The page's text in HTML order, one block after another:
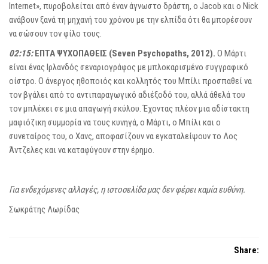
Internet», πυροβολείται από έναν άγνωστο δράστη, ο Jacob και ο Nick
ανάβουν ξανά τη μηχανή του χρόνου με την ελπίδα ότι θα μπορέσουν
να σώσουν τον φίλο τους.
02:15: ΕΠΤΑ ΨΥΧΟΠΑΘΕΙΣ (Seven Psychopaths, 2012). Ο Μάρτι
είναι ένας Ιρλανδός σεναριογράφος με μπλοκαρισμένο συγγραφικό
οίστρο. Ο άνεργος ηθοποιός και κολλητός του Μπίλι προσπαθεί να
τον βγάλει από το αντιπαραγωγικό αδιέξοδό του, αλλά άθελά του
τον μπλέκει σε μια απαγωγή σκύλου. Έχοντας πλέον μια αδίστακτη
μαφιόζικη συμμορία να τους κυνηγά, ο Μάρτι, ο Μπίλι και ο
συνεταίρος του, o Χανς, αποφασίζουν να εγκαταλείψουν το Λος
Άντζελες και να καταφύγουν στην έρημο.
Για ενδεχόμενες αλλαγές, η ιστοσελίδα μας δεν φέρει καμία ευθύνη.
Σωκράτης Λωρίδας
Share: